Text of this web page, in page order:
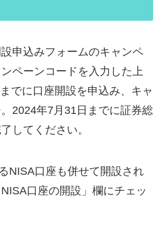
申込みフォームのキャンペ
ペーンコードを入力した上
でに口座開設を申込み、キャ
2024年7月31日までに証券総
してください。
NISA口座も併せて開設され
口座の開設」欄にチェッ